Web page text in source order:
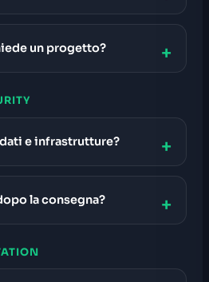
un progetto?
e infrastrutture?
la consegna?